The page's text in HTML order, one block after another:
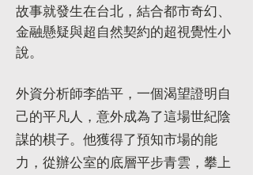
故事就發生在台北，結合都市奇幻、
金融懸疑與超自然契約的超視覺性小
說。
外資分析師李皓平，一個渴望證明自
己的平凡人，意外成為了這場世紀陰
謀的棋子。他獲得了預知市場的能
力，從辦公室的底層平步青雲，攀上